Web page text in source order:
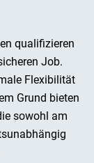
qualifizieren
Job.
Flexibilität
Grund bieten
sowohl am